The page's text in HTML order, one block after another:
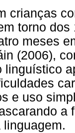
crianças
torno
meses
(2006),
linguístico
e uso
a
linguagem.